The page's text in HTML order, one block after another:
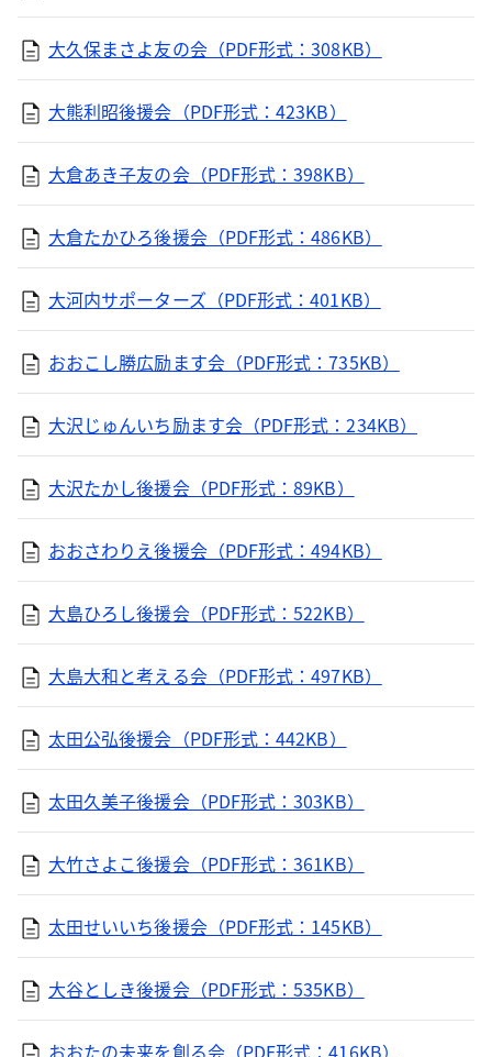
大久保まさよ友の会（PDF形式：308KB）
大熊利昭後援会（PDF形式：423KB）
大倉あき子友の会（PDF形式：398KB）
大倉たかひろ後援会（PDF形式：486KB）
大河内サポーターズ（PDF形式：401KB）
おおこし勝広励ます会（PDF形式：735KB）
大沢じゅんいち励ます会（PDF形式：234KB）
大沢たかし後援会（PDF形式：89KB）
おおさわりえ後援会（PDF形式：494KB）
大島ひろし後援会（PDF形式：522KB）
大島大和と考える会（PDF形式：497KB）
太田公弘後援会（PDF形式：442KB）
太田久美子後援会（PDF形式：303KB）
大竹さよこ後援会（PDF形式：361KB）
太田せいいち後援会（PDF形式：145KB）
大谷としき後援会（PDF形式：535KB）
おおたの未来を創る会（PDF形式：416KB）